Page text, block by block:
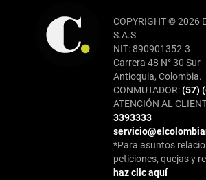
COPYRIGHT © 2026
S.A.S
NIT: 890901352-3
Carrera 48 N° 30 Sur
Antioquia, Colombia.
CONMUTADOR:(57)
ATENCIÓN AL
3393333
*Para asuntos
peticiones, quejas y
haz clic aquí